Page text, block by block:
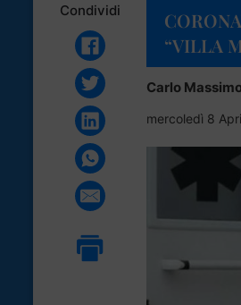
Condividi
“VILLA
Carlo
mercoledì 8